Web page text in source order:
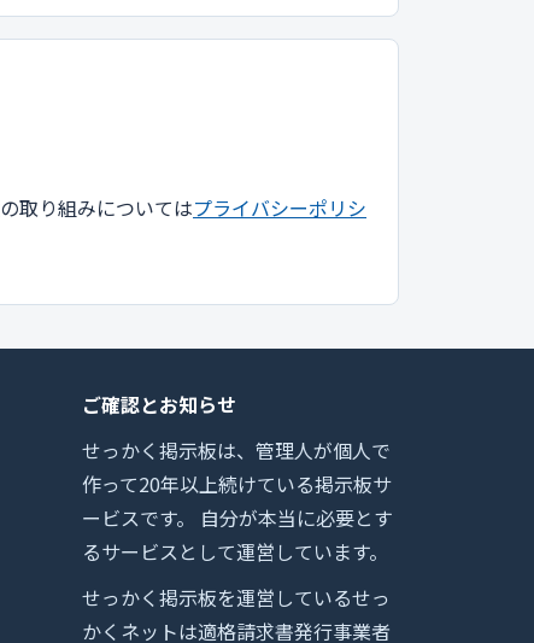
取り組みについてはプライバシーポリシ
ご確認とお知らせ
せっかく掲示板は、管理人が個人で
作って20年以上続けている掲示板サ
ービスです。 自分が本当に必要とす
るサービスとして運営しています。
せっかく掲示板を運営しているせっ
かくネットは適格請求書発行事業者